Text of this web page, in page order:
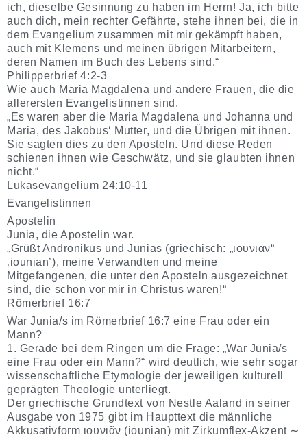
ich, dieselbe Gesinnung zu haben im Herrn! Ja, ich bitte
auch dich, mein rechter Gefährte, stehe ihnen bei, die in
dem Evangelium zusammen mit mir gekämpft haben,
auch mit Klemens und meinen übrigen Mitarbeitern,
deren Namen im Buch des Lebens sind.“
Philipperbrief 4:2-3
Wie auch Maria Magdalena und andere Frauen, die die
allerersten Evangelistinnen sind.
„Es waren aber die Maria Magdalena und Johanna und
Maria, des Jakobus‘ Mutter, und die Übrigen mit ihnen.
Sie sagten dies zu den Aposteln. Und diese Reden
schienen ihnen wie Geschwätz, und sie glaubten ihnen
nicht.“
Lukasevangelium 24:10-11
Evangelistinnen
Apostelin
Junia, die Apostelin war.
„Grüßt Andronikus und Junias (griechisch: „ιουνιαν“
‚iounian’), meine Verwandten und meine
Mitgefangenen, die unter den Aposteln ausgezeichnet
sind, die schon vor mir in Christus waren!“
Römerbrief 16:7
War Junia/s im Römerbrief 16:7 eine Frau oder ein
Mann?
1. Gerade bei dem Ringen um die Frage: „War Junia/s
eine Frau oder ein Mann?“ wird deutlich, wie sehr sogar
wissenschaftliche Etymologie der jeweiligen kulturell
geprägten Theologie unterliegt.
Der griechische Grundtext von Nestle Aaland in seiner
Ausgabe von 1975 gibt im Haupttext die männliche
Akkusativform ιουνιᾶν (iounian) mit Zirkumflex-Akzent ∼